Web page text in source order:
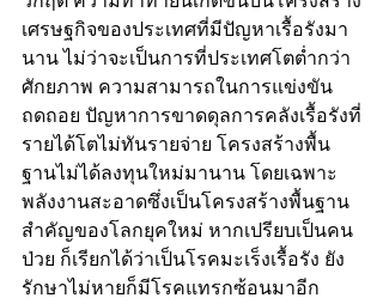
เศรษฐกิจของประเทศที่มีปัญหาเรื้อรังมา
นาน ไม่ว่าจะเป็นการที่ประเทศโตต่ำกว่า
ศักยภาพ ความสามารถในการแข่งขัน
ถดถอย ปัญหาการขาดดุลการคลังเรื้อรังที่
รายได้โตไม่ทันรายจ่าย โครงสร้างพื้น
ฐานไม่ได้ลงทุนใหม่มานาน โดยเฉพาะ
พลังงานสะอาดซึ่งเป็นโครงสร้างพื้นฐาน
สำคัญของโลกยุคใหม่ หากเปรียบเป็นคน
ป่วย ก็เรียกได้ว่าเป็นโรคมะเร็งเรื้อรัง ยัง
รักษาไม่หายก็มีโรคแทรกซ้อนมาอีก